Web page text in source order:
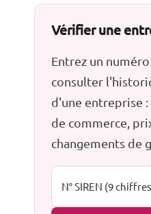
Vérifier une
Entrez un
consulter
d'une entreprise
de commerce,
changements de